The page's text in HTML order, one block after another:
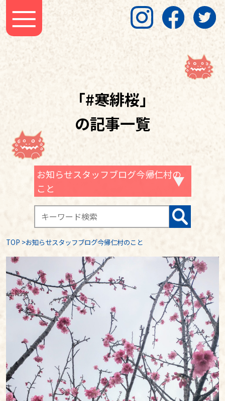
「#寒緋桜」
の記事一覧
お知らせスタッフブログ今帰仁村の
こと
TOP >お知らせスタッフブログ今帰仁村のこと